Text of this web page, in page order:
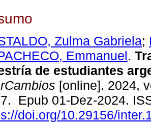
Zulma Gabriela;
Emmanuel.
de estudiantes
[online]. 2024,
Epub 01-Dez-2024.
doi.org/10.29156/